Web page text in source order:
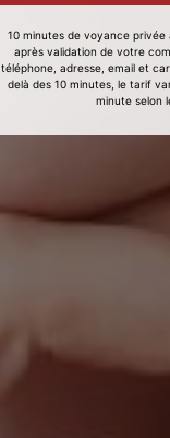
10 minutes de voyance privée
après validation de votre
téléphone, adresse, email et
delà des 10 minutes, le tarif
minute selon